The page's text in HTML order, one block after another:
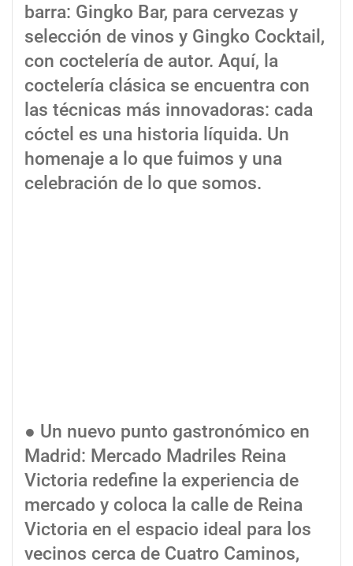
barra: Gingko Bar, para cervezas y
selección de vinos y Gingko Cocktail,
con coctelería de autor. Aquí, la
coctelería clásica se encuentra con
las técnicas más innovadoras: cada
cóctel es una historia líquida. Un
homenaje a lo que fuimos y una
celebración de lo que somos.
● Un nuevo punto gastronómico en
Madrid: Mercado Madriles Reina
Victoria redefine la experiencia de
mercado y coloca la calle de Reina
Victoria en el espacio ideal para los
vecinos cerca de Cuatro Caminos,